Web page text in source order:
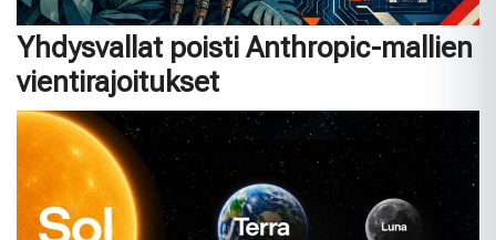
Yhdysvallat poisti Anthropic-mallien
vientirajoitukset